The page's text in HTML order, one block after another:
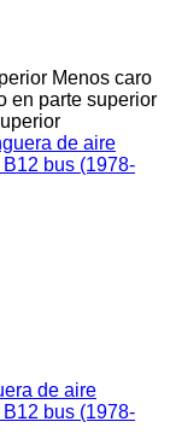
Menos caro
en parte superior
de aire
bus (1978-